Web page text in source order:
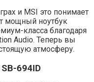
и MSI это понимает
мощный ноутбук
класса благодаря
Audio. Теперь вы
атмосферу.
694ID